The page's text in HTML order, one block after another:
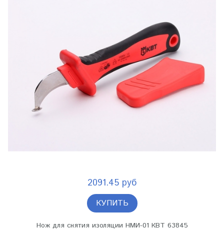
2091.45 руб
КУПИТЬ
Нож для снятия изоляции НМИ-01 КВТ 63845